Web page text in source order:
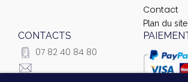
Contact
Plan du site
CONTACTS
07 82 40 84 80